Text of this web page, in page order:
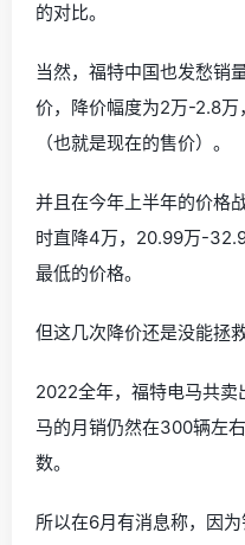
的对比。
当然，福特中国也发愁销
价，降价幅度为2万-2.8
（也就是现在的售价）。
并且在今年上半年的价格
时直降4万，20.99万-
最低的价格。
但这几次降价还是没能拯救
2022全年，福特电马共卖
马的月销仍然在300辆左
数。
所以在6月有消息称，因